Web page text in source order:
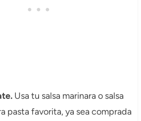
Usa tu salsa marinara o salsa
pasta favorita, ya sea comprada